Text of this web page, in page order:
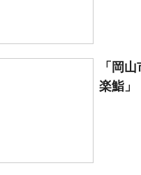
「岡
楽鮨」